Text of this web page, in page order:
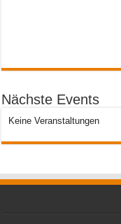
Nächste Events
Keine Veranstaltungen